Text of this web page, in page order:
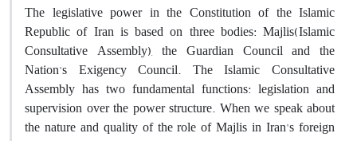
The legislative power in the Constitution of the Islamic
Republic of Iran is based on three bodies: Majlis(Islamic
Consultative Assembly), the Guardian Council and the
Nation's Exigency Council. The Islamic Consultative
Assembly has two fundamental functions: legislation and
supervision over the power structure. When we speak about
the nature and quality of the role of Majlis in Iran's foreign